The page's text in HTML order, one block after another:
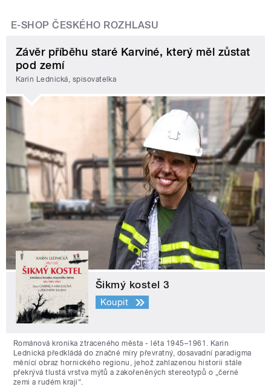
E-SHOP ČESKÉHO ROZHLASU
Závěr příběhu staré Karviné, který měl zůstat
pod zemí
Karin Lednická, spisovatelka
Šikmý kostel 3
Koupit
Románová kronika ztraceného města - léta 1945–1961. Karin
Lednická předkládá do značné míry převratný, dosavadní paradigma
měnící obraz hornického regionu, jehož zahlazenou historii stále
překrývá tlustá vrstva mýtů a zakořeněných stereotypů o „černé
zemi a rudém kraji“.